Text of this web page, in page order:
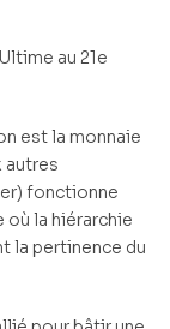
au 21e
est la monnaie
autres
fonctionne
où la hiérarchie
la pertinence du